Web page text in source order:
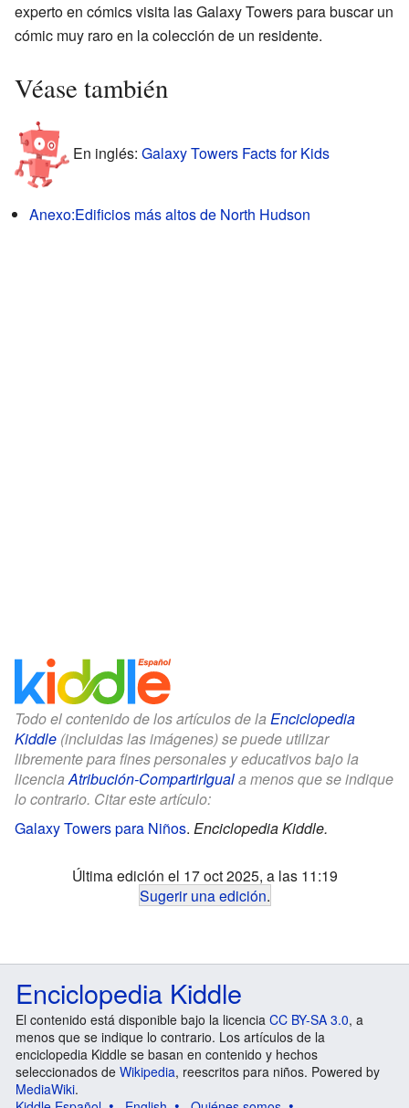
experto en cómics visita las Galaxy Towers para buscar un
cómic muy raro en la colección de un residente.
Véase también
En inglés: Galaxy Towers Facts for Kids
Anexo:Edificios más altos de North Hudson
Todo el contenido de los artículos de la Enciclopedia
Kiddle (incluidas las imágenes) se puede utilizar
libremente para fines personales y educativos bajo la
licenciaAtribución-CompartirIguala menos que se indique
lo contrario. Citar este artículo:
Galaxy Towers para Niños. Enciclopedia Kiddle.
Última edición el 17 oct 2025, a las 11:19
Sugerir una edición.
Enciclopedia Kiddle
El contenido está disponible bajo la licencia CC BY-SA 3.0, a
menos que se indique lo contrario. Los artículos de la
enciclopedia Kiddle se basan en contenido y hechos
seleccionados de Wikipedia, reescritos para niños. Powered by
MediaWiki.